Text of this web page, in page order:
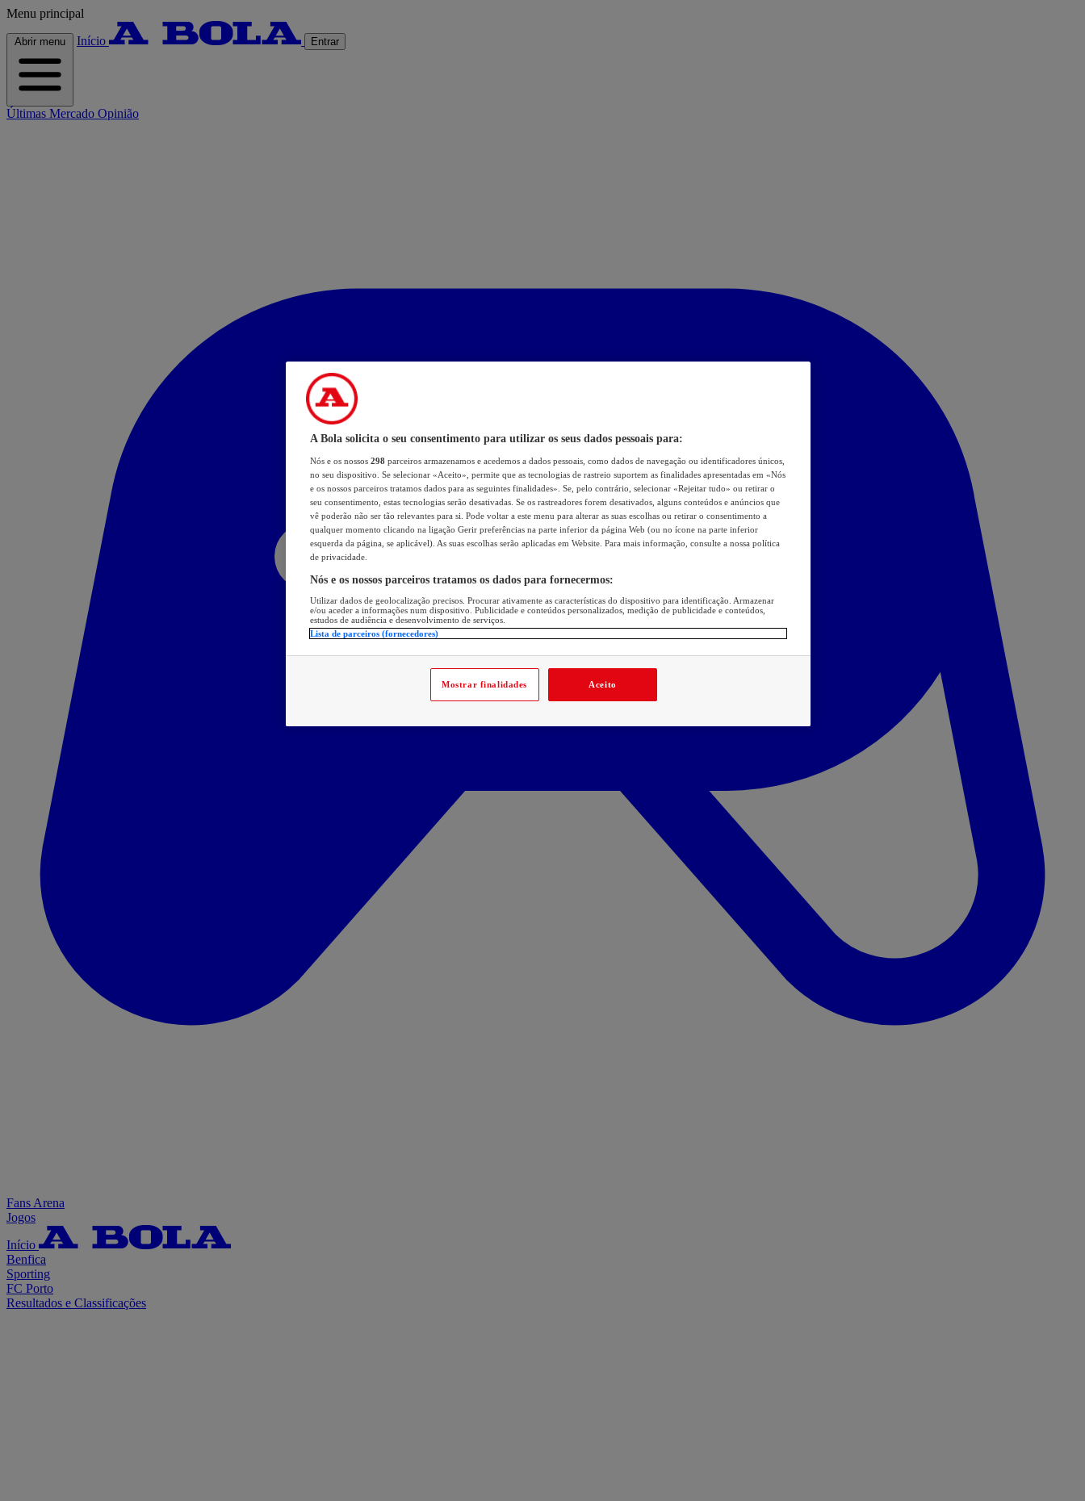
Menu principal
Abrir menu Início Entrar
Últimas Mercado Opinião
Fans Arena
Jogos
Início
Benfica
Sporting
FC Porto
Resultados e Classificações
A Bola solicita o seu consentimento para utilizar os seus dados pessoais para:
Nós e os nossos 298 parceiros armazenamos e acedemos a dados pessoais, como dados de navegação ou identificadores únicos,
no seu dispositivo. Se selecionar «Aceito», permite que as tecnologias de rastreio suportem as finalidades apresentadas em «Nós
e os nossos parceiros tratamos dados para as seguintes finalidades». Se, pelo contrário, selecionar «Rejeitar tudo» ou retirar o
seu consentimento, estas tecnologias serão desativadas. Se os rastreadores forem desativados, alguns conteúdos e anúncios que
vê poderão não ser tão relevantes para si. Pode voltar a este menu para alterar as suas escolhas ou retirar o consentimento a
qualquer momento clicando na ligação Gerir preferências na parte inferior da página Web (ou no ícone na parte inferior
esquerda da página, se aplicável). As suas escolhas serão aplicadas em Website. Para mais informação, consulte a nossa política
de privacidade.
Nós e os nossos parceiros tratamos os dados para fornecermos:
Utilizar dados de geolocalização precisos. Procurar ativamente as características do dispositivo para identificação. Armazenar
e/ou aceder a informações num dispositivo. Publicidade e conteúdos personalizados, medição de publicidade e conteúdos,
estudos de audiência e desenvolvimento de serviços.
Lista de parceiros (fornecedores)
Mostrar finalidades Aceito